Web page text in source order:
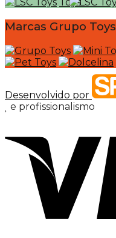
Marcas Grupo Toys
Desenvolvido por
e profissionalismo